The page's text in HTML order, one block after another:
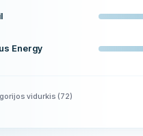
Energy
vidurkis (72)